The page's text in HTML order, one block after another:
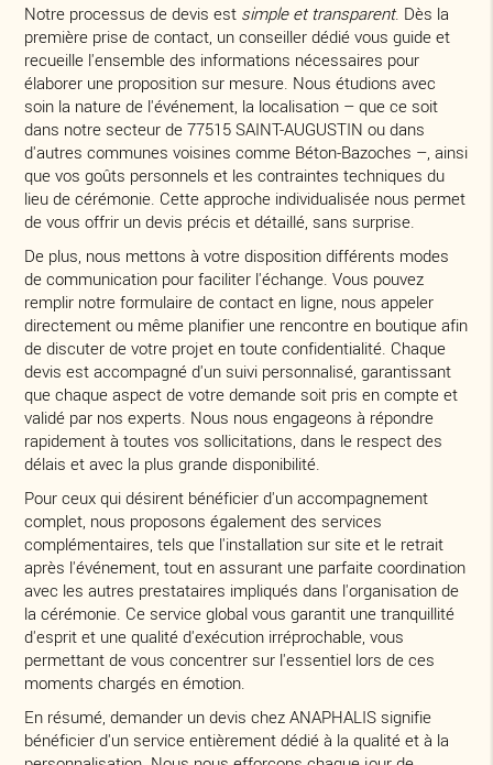
Notre processus de devis est simple et transparent. Dès la
première prise de contact, un conseiller dédié vous guide et
recueille l'ensemble des informations nécessaires pour
élaborer une proposition sur mesure. Nous étudions avec
soin la nature de l'événement, la localisation – que ce soit
dans notre secteur de 77515 SAINT-AUGUSTIN ou dans
d'autres communes voisines comme Béton-Bazoches –, ainsi
que vos goûts personnels et les contraintes techniques du
lieu de cérémonie. Cette approche individualisée nous permet
de vous offrir un devis précis et détaillé, sans surprise.
De plus, nous mettons à votre disposition différents modes
de communication pour faciliter l'échange. Vous pouvez
remplir notre formulaire de contact en ligne, nous appeler
directement ou même planifier une rencontre en boutique afin
de discuter de votre projet en toute confidentialité. Chaque
devis est accompagné d'un suivi personnalisé, garantissant
que chaque aspect de votre demande soit pris en compte et
validé par nos experts. Nous nous engageons à répondre
rapidement à toutes vos sollicitations, dans le respect des
délais et avec la plus grande disponibilité.
Pour ceux qui désirent bénéficier d'un accompagnement
complet, nous proposons également des services
complémentaires, tels que l'installation sur site et le retrait
après l'événement, tout en assurant une parfaite coordination
avec les autres prestataires impliqués dans l'organisation de
la cérémonie. Ce service global vous garantit une tranquillité
d'esprit et une qualité d'exécution irréprochable, vous
permettant de vous concentrer sur l'essentiel lors de ces
moments chargés en émotion.
En résumé, demander un devis chez ANAPHALIS signifie
bénéficier d'un service entièrement dédié à la qualité et à la